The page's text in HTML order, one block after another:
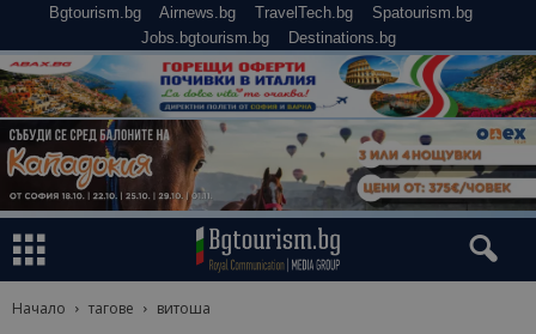
Bgtourism.bg Airnews.bg TravelTech.bg
Spatourism.bg
Jobs.bgtourism.bg
Destinations.bg
Начало тагове витоша